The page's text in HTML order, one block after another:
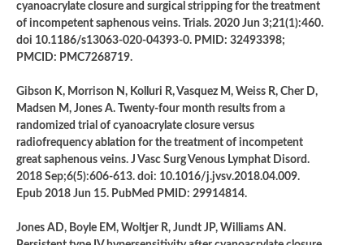
cyanoacrylate closure and surgical stripping for the treatment
of incompetent saphenous veins. Trials. 2020 Jun 3;21(1):460.
doi 10.1186/s13063-020-04393-0. PMID: 32493398;
PMCID: PMC7268719.
Gibson K, Morrison N, Kolluri R, Vasquez M, Weiss R, Cher D,
Madsen M, Jones A. Twenty-four month results from a
randomized trial of cyanoacrylate closure versus
radiofrequency ablation for the treatment of incompetent
great saphenous veins. J Vasc Surg Venous Lymphat Disord.
2018 Sep;6(5):606-613. doi: 10.1016/j.jvsv.2018.04.009.
Epub 2018 Jun 15. PubMed PMID: 29914814.
Jones AD, Boyle EM, Woltjer R, Jundt JP, Williams AN.